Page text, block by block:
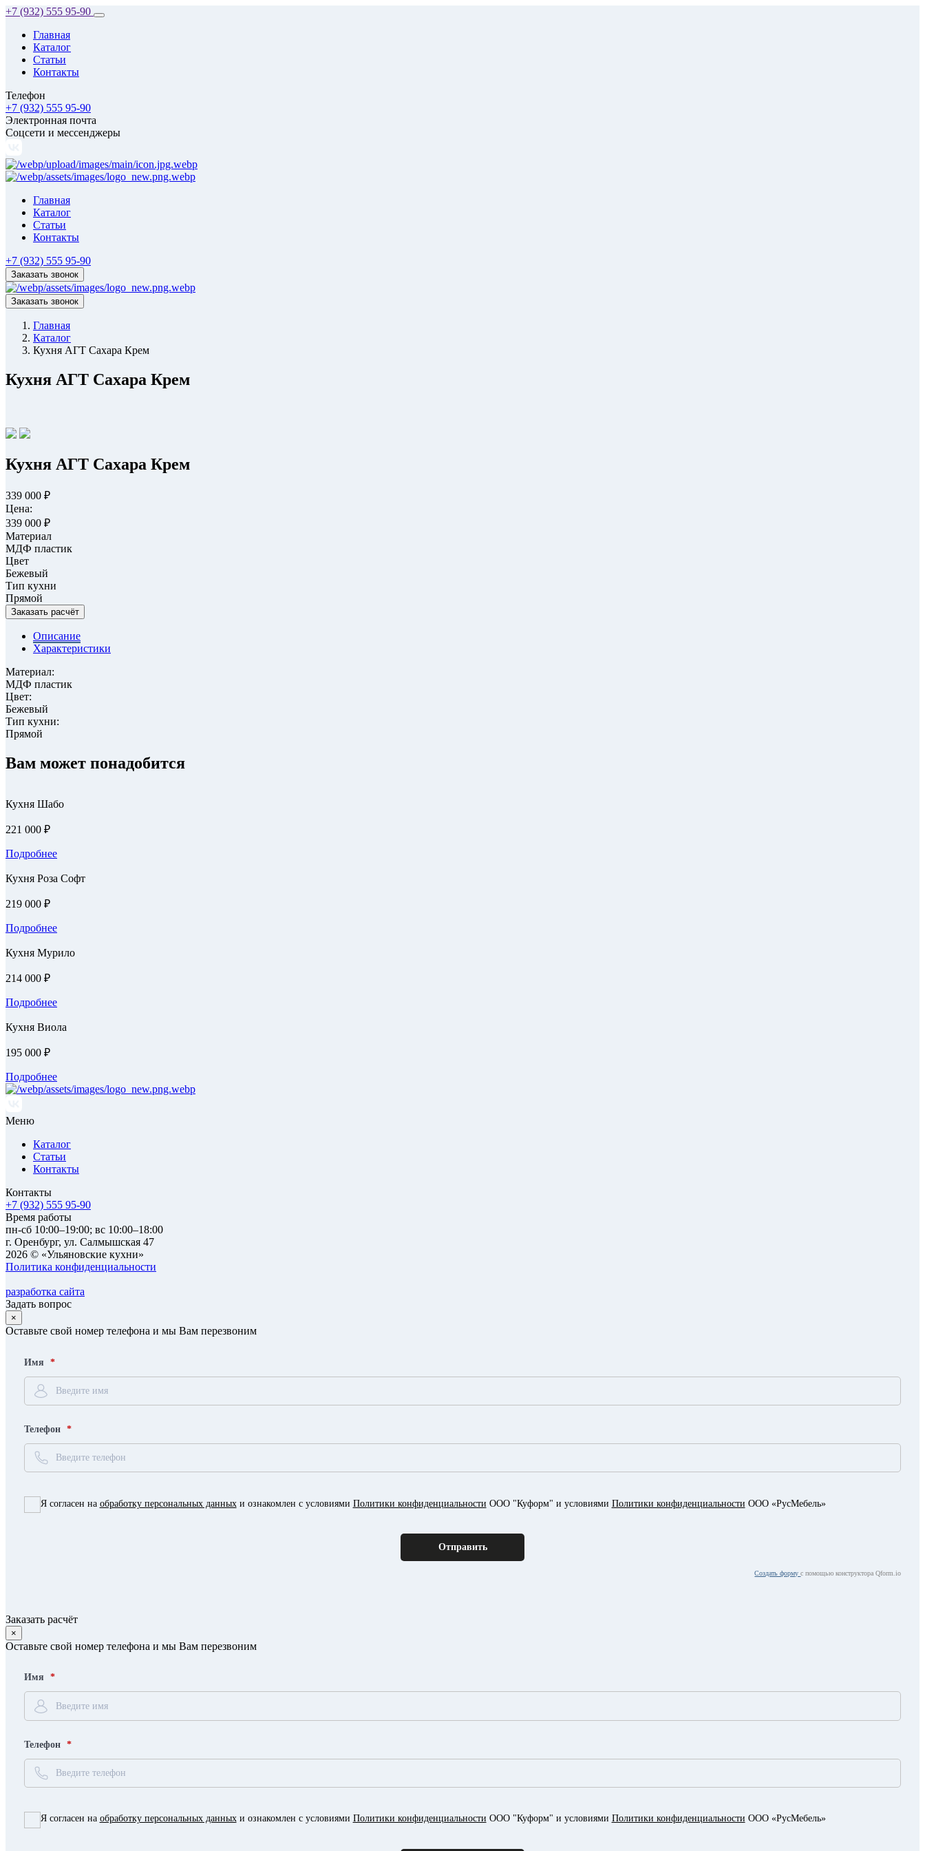
+7 (932) 555 95-90
Главная
Каталог
Статьи
Контакты
Телефон
+7 (932) 555 95-90
Электронная почта
Соцсети и мессенджеры
Главная
Каталог
Статьи
Контакты
+7 (932) 555 95-90
Заказать звонок
Заказать звонок
Главная
Каталог
Кухня АГТ Сахара Крем
Кухня АГТ Сахара Крем
Кухня АГТ Сахара Крем
339 000 ₽
Цена:
339 000 ₽
Материал
МДФ пластик
Цвет
Бежевый
Тип кухни
Прямой
Заказать расчёт
Описание
Характеристики
Материал:
МДФ пластик
Цвет:
Бежевый
Тип кухни:
Прямой
Вам может понадобится
Кухня Шабо
221 000 ₽
Подробнее
Кухня Роза Софт
219 000 ₽
Подробнее
Кухня Мурило
214 000 ₽
Подробнее
Кухня Виола
195 000 ₽
Подробнее
Меню
Каталог
Статьи
Контакты
Контакты
+7 (932) 555 95-90
Время работы
пн-сб 10:00–19:00; вс 10:00–18:00
г. Оренбург, ул. Салмышская 47
2026 © «Ульяновские кухни»
Политика конфиденциальности
разработка сайта
Задать вопрос
×
Оставьте свой номер телефона и мы Вам перезвоним
Имя
Телефон
Я согласен на обработку персональных данныхи ознакомлен с условиями Политики конфиденциальности ООО "Куформ" и условиями Политики конфиденциальности ООО «РусМебель»
Создать формус помощью конструктора Qform.io
Заказать расчёт
×
Оставьте свой номер телефона и мы Вам перезвоним
Имя
Телефон
Я согласен на обработку персональных данныхи ознакомлен с условиями Политики конфиденциальности ООО "Куформ" и условиями Политики конфиденциальности ООО «РусМебель»